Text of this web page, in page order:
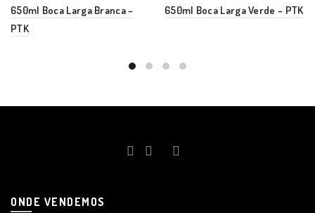
650ml Boca Larga Branca –
PTK
650ml Boca Larga Verde – PTK
ONDE VENDEMOS